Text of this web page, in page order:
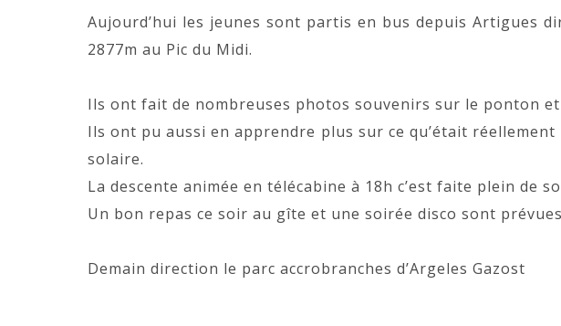
Aujourd’hui les jeunes sont partis en bus depuis Artigues
2877m au Pic du Midi.
Ils ont fait de nombreuses photos souvenirs sur le ponton et
Ils ont pu aussi en apprendre plus sur ce qu’était
solaire.
La descente animée en télécabine à 18h c’est faite plein de
Un bon repas ce soir au gîte et une soirée disco sont
Demain direction le parc accrobranches d’Argeles Gazost